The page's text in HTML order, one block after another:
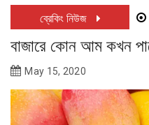
ব্রেকিং নিউজ
বাজারে কোন আম কখন
May 15, 2020